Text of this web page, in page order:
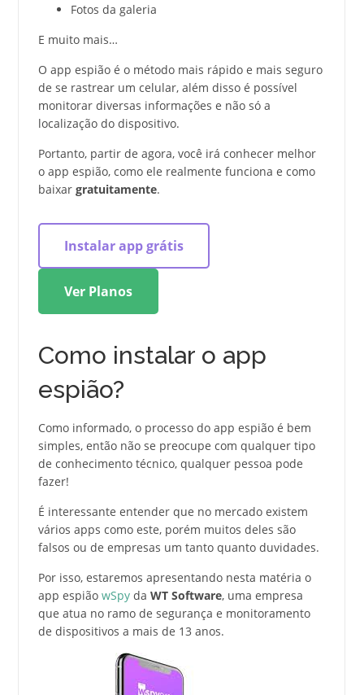
Fotos da galeria
E muito mais…
O app espião é o método mais rápido e mais seguro
de se rastrear um celular, além disso é possível
monitorar diversas informações e não só a
localização do dispositivo.
Portanto, partir de agora, você irá conhecer melhor
o app espião, como ele realmente funciona e como
baixar gratuitamente.
Instalar app grátis
Ver Planos
Como instalar o app
espião?
Como informado, o processo do app espião é bem
simples, então não se preocupe com qualquer tipo
de conhecimento técnico, qualquer pessoa pode
fazer!
É interessante entender que no mercado existem
vários apps como este, porém muitos deles são
falsos ou de empresas um tanto quanto duvidades.
Por isso, estaremos apresentando nesta matéria o
app espião wSpyda WT Software, uma empresa
que atua no ramo de segurança e monitoramento
de dispositivos a mais de 13 anos.